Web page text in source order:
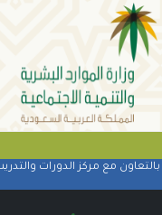
بالتعاون مع مركز الدورات